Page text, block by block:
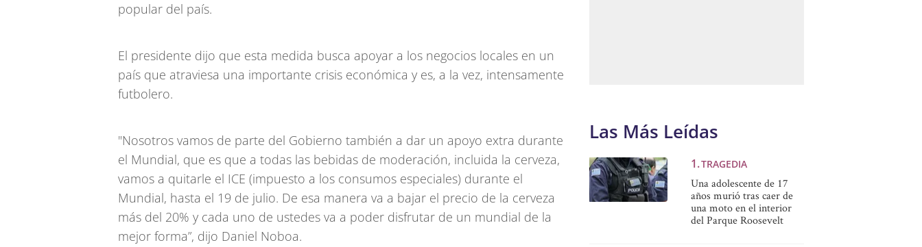
popular del país.
El presidente dijo que esta medida busca apoyar a los negocios locales en un
país que atraviesa una importante crisis económica y es, a la vez, intensamente
futbolero.
"Nosotros vamos de parte del Gobierno también a dar un apoyo extra durante
el Mundial, que es que a todas las bebidas de moderación, incluida la cerveza,
vamos a quitarle el ICE (impuesto a los consumos especiales) durante el
Mundial, hasta el 19 de julio. De esa manera va a bajar el precio de la cerveza
más del 20% y cada uno de ustedes va a poder disfrutar de un mundial de la
mejor forma”, dijo Daniel Noboa.
Las Más Leídas
TRAGEDIA
Una adolescente de 17
años murió tras caer de
una moto en el interior
del Parque Roosevelt